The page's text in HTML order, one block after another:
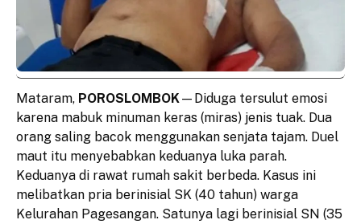
Mataram, POROSLOMBOK —Diduga tersulut emosi
karena mabuk minuman keras (miras) jenis tuak. Dua
orang saling bacok menggunakan senjata tajam. Duel
maut itu menyebabkan keduanya luka parah.
Keduanya di rawat rumah sakit berbeda. Kasus ini
melibatkan pria berinisial SK (40 tahun) warga
Kelurahan Pagesangan. Satunya lagi berinisial SN (35